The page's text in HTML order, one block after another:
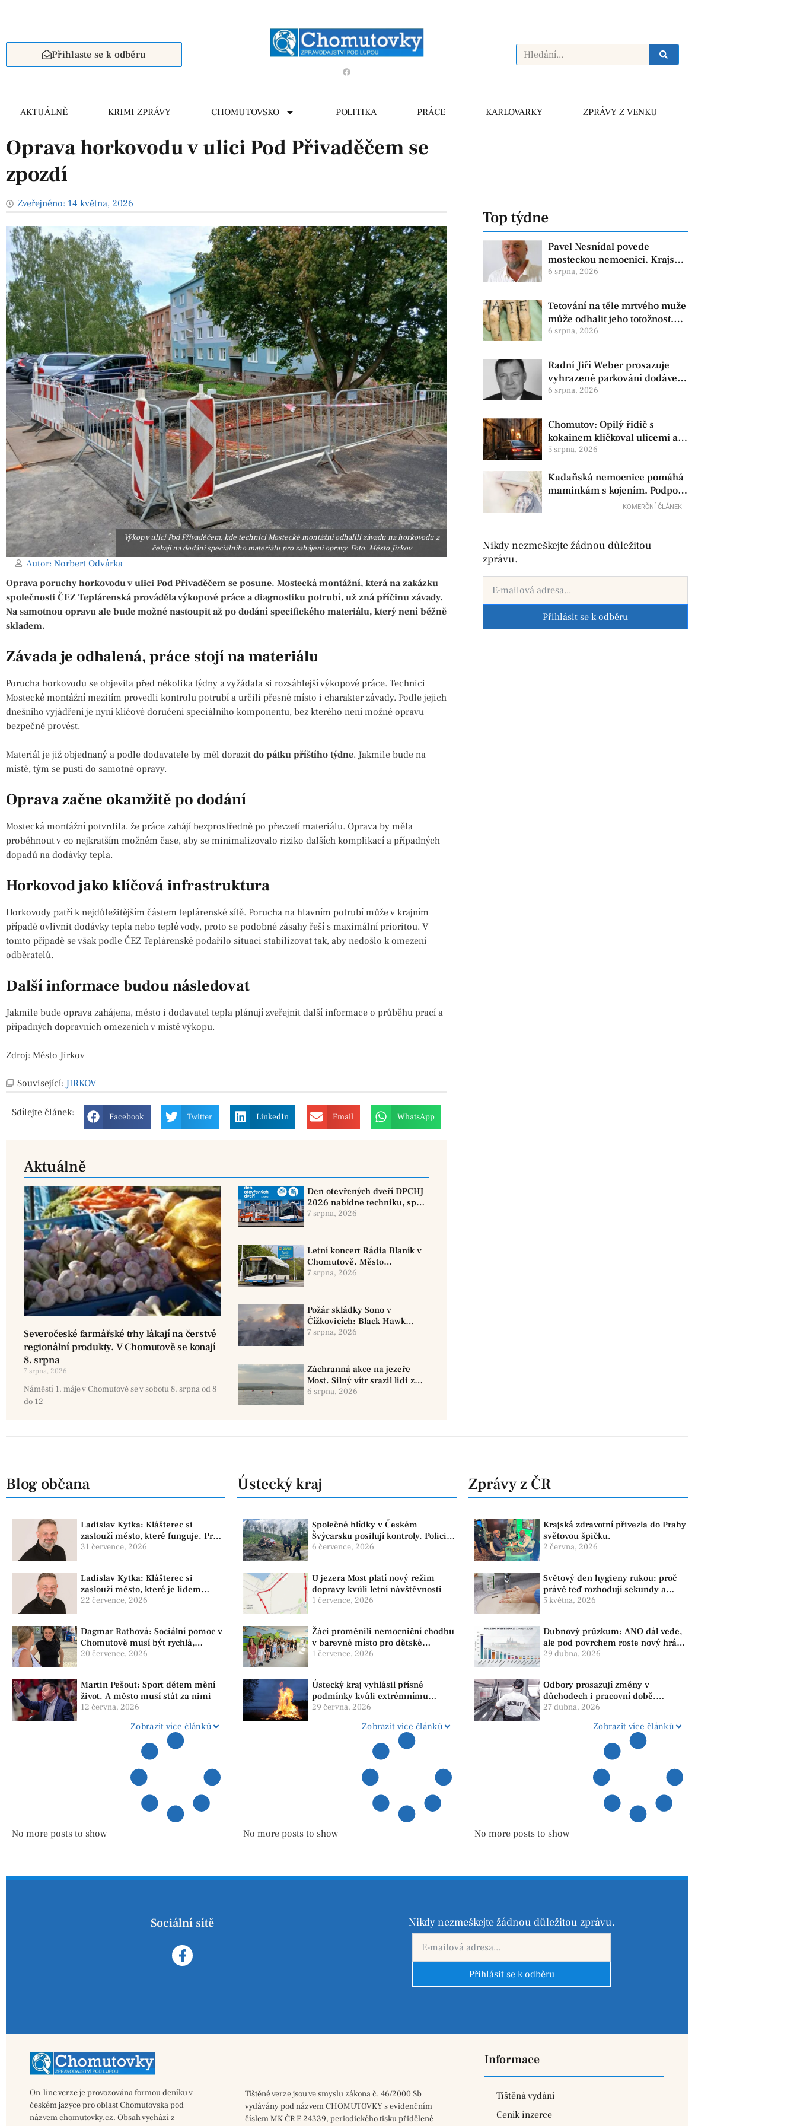
Přihlaste se k odběru
AKTUÁLNĚ KRIMI ZPRÁVY CHOMUTOVSKO POLITIKA PRÁCE KARLOVARKY ZPRÁVY Z VENKU
Oprava horkovodu v ulici Pod Přivaděčem se
zpozdí
Zveřejněno: 14 května, 2026
Výkop v ulici Pod Přivaděčem, kde technici Mostecké montážní odhalili závadu na horkovodu a
čekají na dodání speciálního materiálu pro zahájení opravy. Foto: Město Jirkov
Autor: Norbert Odvárka
Oprava poruchy horkovodu v ulici Pod Přivaděčem se posune. Mostecká montážní, která na zakázku
společnosti ČEZ Teplárenská prováděla výkopové práce a diagnostiku potrubí, už zná příčinu závady.
Na samotnou opravu ale bude možné nastoupit až po dodání specifického materiálu, který není běžně
skladem.
Závada je odhalená, práce stojí na materiálu
Porucha horkovodu se objevila před několika týdny a vyžádala si rozsáhlejší výkopové práce. Technici
Mostecké montážní mezitím provedli kontrolu potrubí a určili přesné místo i charakter závady. Podle jejich
dnešního vyjádření je nyní klíčové doručení speciálního komponentu, bez kterého není možné opravu
bezpečně provést.
Materiál je již objednaný a podle dodavatele by měl dorazit do pátku příštího týdne. Jakmile bude na
místě, tým se pustí do samotné opravy.
Oprava začne okamžitě po dodání
Mostecká montážní potvrdila, že práce zahájí bezprostředně po převzetí materiálu. Oprava by měla
proběhnout v co nejkratším možném čase, aby se minimalizovalo riziko dalších komplikací a případných
dopadů na dodávky tepla.
Horkovod jako klíčová infrastruktura
Horkovody patří k nejdůležitějším částem teplárenské sítě. Porucha na hlavním potrubí může v krajním
případě ovlivnit dodávky tepla nebo teplé vody, proto se podobné zásahy řeší s maximální prioritou. V
tomto případě se však podle ČEZ Teplárenské podařilo situaci stabilizovat tak, aby nedošlo k omezení
odběratelů.
Další informace budou následovat
Jakmile bude oprava zahájena, město i dodavatel tepla plánují zveřejnit další informace o průběhu prací a
případných dopravních omezeních v místě výkopu.
Zdroj: Město Jirkov
Související: JIRKOV
Sdílejte článek: Facebook Twitter LinkedIn Email WhatsApp
Aktuálně
Severočeské farmářské trhy lákají na čerstvé
regionální produkty. V Chomutově se konají
8. srpna
7 srpna, 2026
Náměstí 1. máje v Chomutově se v sobotu 8. srpna od 8
do 12
Den otevřených dveří DPCHJ
2026 nabídne techniku, sport
i jízdy historickými vozy
7 srpna, 2026
Letní koncert Rádia Blaník v
Chomutově. Město
doporučuje využít MHD
7 srpna, 2026
Požár skládky Sono v
Čížkovicích: Black Hawk
provedl 12 shozů vody
7 srpna, 2026
Záchranná akce na jezeře
Most. Silný vítr srazil lidi z
paddleboardů, dvě osoby se
6 srpna, 2026
Top týdne
Pavel Nesnídal povede
mosteckou nemocnici. Krajská
zdravotní oznámila změnu ve
6 srpna, 2026
Tetování na těle mrtvého muže
může odhalit jeho totožnost.
Policie žádá o pomoc
6 srpna, 2026
Radní Jiří Weber prosazuje
vyhrazené parkování dodávek
v Chomutově
6 srpna, 2026
Chomutov: Opilý řidič s
kokainem kličkoval ulicemi a
zkoušel uplatit policisty
5 srpna, 2026
Kadaňská nemocnice pomáhá
maminkám s kojením. Podpora
začíná už před porodem
KOMERČNÍ ČLÁNEK
Nikdy nezmeškejte žádnou důležitou
zprávu.
Přihlásit se k odběru
Blog občana
Ladislav Kytka: Klášterec si
zaslouží město, které funguje. Proto
předkládáme program, který řeší
31 července, 2026
Ladislav Kytka: Klášterec si
zaslouží město, které je lidem
nablízku
22 července, 2026
Dagmar Rathová: Sociální pomoc v
Chomutově musí být rychlá,
srozumitelná a férová. Ne udržovat
20 července, 2026
Martin Pešout: Sport dětem mění
život. A město musí stát za nimi
12 června, 2026
Zobrazit více článků
No more posts to show
Ústecký kraj
Společné hlídky v Českém
Švýcarsku posilují kontroly. Policie
dohlíží na bezpečnost i ochranu
6 července, 2026
U jezera Most platí nový režim
dopravy kvůli letní návštěvnosti
1 července, 2026
Žáci proměnili nemocniční chodbu
v barevné místo pro dětské
pacienty
1 července, 2026
Ústecký kraj vyhlásil přísné
podmínky kvůli extrémnímu
suchu. Platí zákaz ohňů i
29 června, 2026
Zobrazit více článků
No more posts to show
Zprávy z ČR
Krajská zdravotní přivezla do Prahy
světovou špičku.
2 června, 2026
Světový den hygieny rukou: proč
právě teď rozhodují sekundy a
správné mytí rukou
5 května, 2026
Dubnový průzkum: ANO dál vede,
ale pod povrchem roste nový hráč.
Strana PRO se drží nejvýš mezi
29 dubna, 2026
Odbory prosazují změny v
důchodech i pracovní době.
Dopady pocítí i lidé v našem
27 dubna, 2026
Zobrazit více článků
No more posts to show
Sociální sítě Nikdy nezmeškejte žádnou důležitou zprávu.
Přihlásit se k odběru
On-line verze je provozována formou deníku v
českém jazyce pro oblast Chomutovska pod
názvem chomutovky.cz. Obsah vychází z
Tištěné verze jsou ve smyslu zákona č. 46/2000 Sb
vydávány pod názvem CHOMUTOVKY s evidenčním
číslem MK ČR E 24339, periodického tisku přidělené
Informace
Tištěná vydání
Ceník inzerce